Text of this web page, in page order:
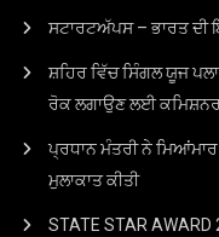
ਸਟਾਰਟਅੱਪਸ – ਭਾਰਤ ਦੀ
ਸ਼ਹਿਰ ਵਿੱਚ ਸਿੰਗਲ ਯੂਜ
ਰੋਕ ਲਗਾਉਣ ਲਈ
ਪ੍ਰਧਾਨ ਮੰਤਰੀ ਨੇ
ਮੁਲਾਕਾਤ ਕੀਤੀ
STATE STAR AWARD